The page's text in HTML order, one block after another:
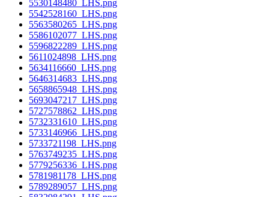
5530148480_LHS.png
5542528160_LHS.png
5563580265_LHS.png
5586102077_LHS.png
5596822289_LHS.png
5611024898_LHS.png
5634116660_LHS.png
5646314683_LHS.png
5658865948_LHS.png
5693047217_LHS.png
5727578862_LHS.png
5732331610_LHS.png
5733146966_LHS.png
5733721198_LHS.png
5763749235_LHS.png
5779256336_LHS.png
5781981178_LHS.png
5789289057_LHS.png